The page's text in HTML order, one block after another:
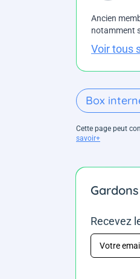
Ancien
notamment
Voir tous
Box
Cette page peut
savoir+
Recevez